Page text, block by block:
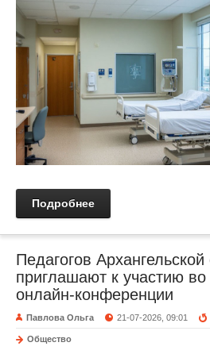
Подробнее
Педагогов Архангельской
приглашают к участию во
онлайн-конференции
Павлова Ольга 21-07-2026, 09:01
Общество